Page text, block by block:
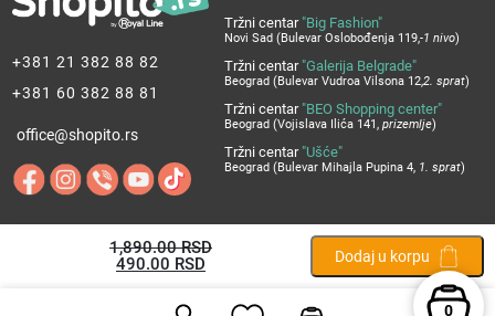
1,890.00RSD
Originalna
cena
490.00 RSD
Trenutna
cena
Dodaj u korpu
+381 21 382 88 82
+381 60 382 88 81
office@shopito.rs
Tržni centar "Big Fashion"
Novi Sad (Bulevar Oslobođenja 119,-1 nivo)
Tržni centar "Galerija Belgrade"
Beograd (Bulevar Vudroa Vilsona 12,2. sprat)
Tržni centar "BEO Shopping center"
Beograd (Vojislava Ilića 141, prizemlje)
Tržni centar "Ušće"
Beograd (Bulevar Mihajla Pupina 4, 1. sprat)
0